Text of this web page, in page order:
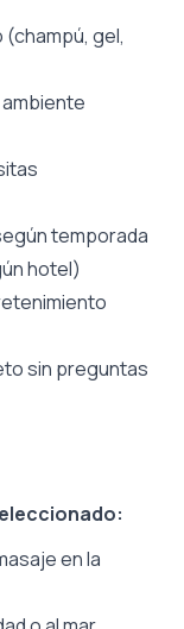
gel,
temporada
hotel)
sin preguntas
en la